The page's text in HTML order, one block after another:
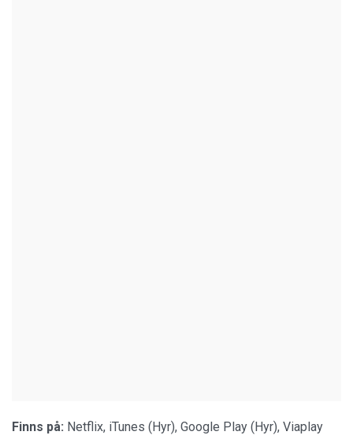
Finns på: Netflix, iTunes (Hyr), Google Play (Hyr), Viaplay